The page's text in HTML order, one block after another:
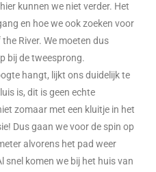
kunnen we niet verder. Het
en hoe we ook zoeken voor
River. We moeten dus
bij de tweesprong.
hangt, lijkt ons duidelijk te
is, dit is geen echte
zomaar met een kluitje in het
Dus gaan we voor de spin op
alvorens het pad weer
komen we bij het huis van